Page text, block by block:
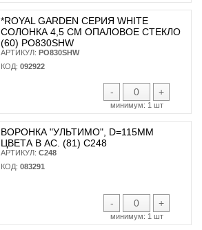
*ROYAL GARDEN СЕРИЯ WHITE
СОЛОНКА 4,5 СМ ОПАЛОВОЕ СТЕКЛО
(60) PO830SHW
АРТИКУЛ: PO830SHW
КОД: 092922
- +
минимум: 1 шт
ВОРОНКА "УЛЬТИМО", D=115ММ
ЦВЕТА В АС. (81) С248
АРТИКУЛ: С248
КОД: 083291
- +
минимум: 1 шт